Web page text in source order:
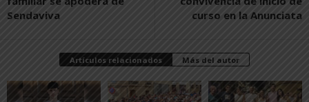
Sendaviva
curso en la Anunciata
Artículos relacionados Más del autor